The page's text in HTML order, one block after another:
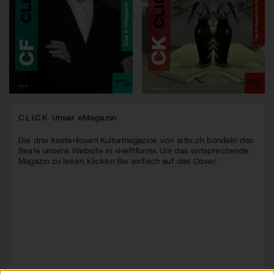
CLICK Unser eMagazin
Die drei kostenlosen Kulturmagazine von arttv.ch bündeln das
Beste unsere Website in «Heftform». Um das entsprechende
Magazin zu lesen, klicken Sie einfach auf das Cover.